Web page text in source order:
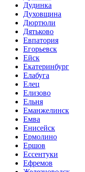
Дудинка
Духовщина
Дюртюли
Дятьково
Евпатория
Егорьевск
Ейск
Екатеринбург
Елабуга
Елец
Елизово
Ельня
Еманжелинск
Емва
Енисейск
Ермолино
Ершов
Ессентуки
Ефремов